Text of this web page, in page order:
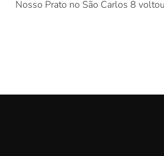
Nosso Prato no São Carlos 8